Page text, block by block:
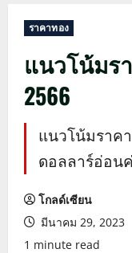
ราคาทอง
แนวโน้มร
2566
แนวโน้มราค
ดอลลาร์อ่อน
โกลด์เซียน
มีนาคม 29, 2023
1 minute read